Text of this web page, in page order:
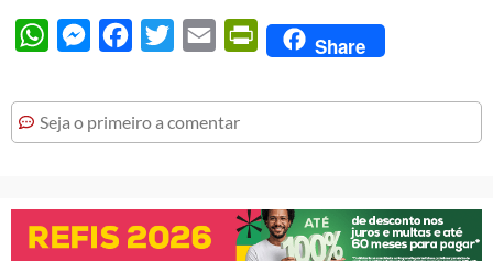
WhatsAppMessengerFacebook
Twitter Email PrintFriendly
Share
Seja o primeiro a comentar